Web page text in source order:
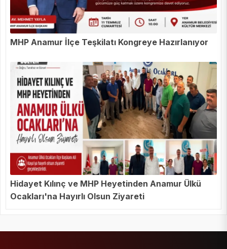
MHP Anamur İlçe Teşkilatı Kongreye Hazırlanıyor
Hidayet Kılınç ve MHP Heyetinden Anamur Ülkü
Ocakları'na Hayırlı Olsun Ziyareti